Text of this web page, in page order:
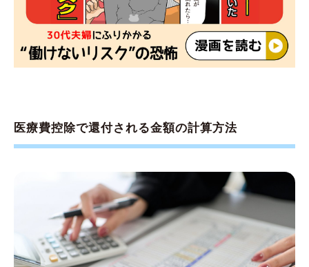
医療費控除で還付される金額の計算方法